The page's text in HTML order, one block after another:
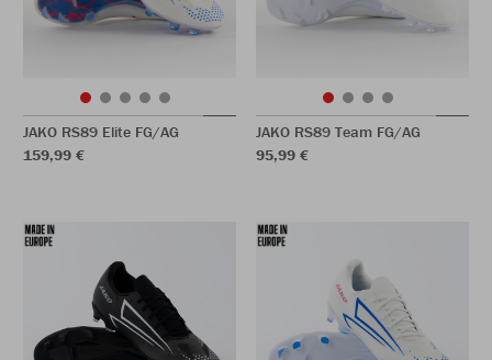
JAKO RS89 Elite FG/AG
159,99 €
JAKO RS89 Team FG/AG
95,99 €